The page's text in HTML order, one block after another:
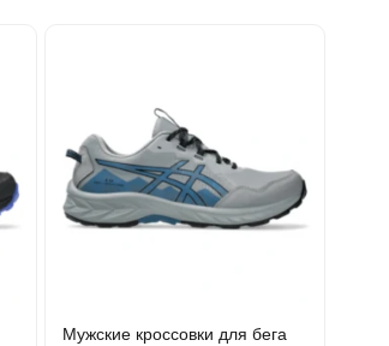
Мужские кроссовки для бега